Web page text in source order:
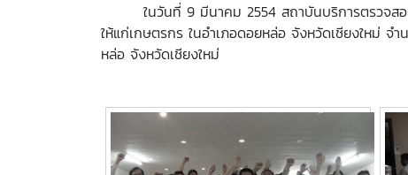
ในวันที่ 9 มีนาคม 2554 สถาบันบริการตรวจสอบ
ให้แก่เกษตรกร ในอำเภอดอยหล่อ จังหวัดเชียงใหม่
หล่อ จังหวัดเชียงใหม่